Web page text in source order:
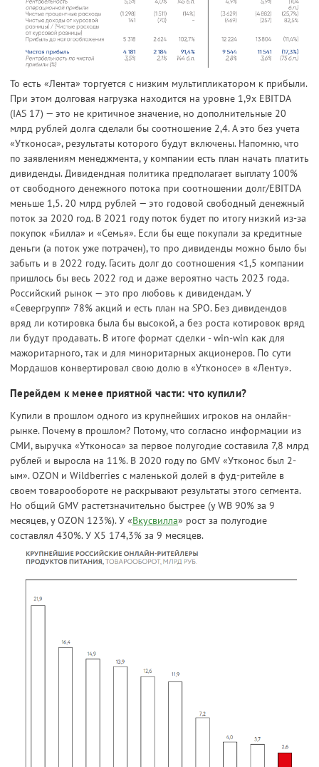
То есть «Лента» торгуется с низким мультипликатором к прибыли.
При этом долговая нагрузка находится на уровне 1,9х EBITDA
(IAS 17) — это не критичное значение, но дополнительные 20
млрд рублей долга сделали бы соотношение 2,4. А это без учета
«Утконоса», результаты которого будут включены. Напомню, что
по заявлениям менеджмента, у компании есть план начать платить
дивиденды. Дивидендная политика предполагает выплату 100%
от свободного денежного потока при соотношении долг/EBITDA
меньше 1,5. 20 млрд рублей — это годовой свободный денежный
поток за 2020 год. В 2021 году поток будет по итогу низкий из-за
покупок «Билла» и «Семья». Если бы еще покупали за кредитные
деньги (а поток уже потрачен), то про дивиденды можно было бы
забыть и в 2022 году. Гасить долг до соотношения <1,5 компании
пришлось бы весь 2022 год и даже вероятно часть 2023 года.
Российский рынок — это про любовь к дивидендам. У
«Севергрупп» 78% акций и есть план на SPO. Без дивидендов
вряд ли котировка была бы высокой, а без роста котировок вряд
ли будут продавать. В итоге формат сделки - win-win как для
мажоритарного, так и для миноритарных акционеров. По сути
Мордашов конвертировал свою долю в «Утконосе» в «Ленту».
Перейдем к менее приятной части: что купили?
Купили в прошлом одного из крупнейших игроков на онлайн-
рынке. Почему в прошлом? Потому, что согласно информации из
СМИ, выручка «Утконоса» за первое полугодие составила 7,8 млрд
рублей и выросла на 11%. В 2020 году по GMV «Утконос был 2-
ым». OZON и Wildberries с маленькой долей в фуд-ритейле в
своем товарообороте не раскрывают результаты этого сегмента.
Но общий GMV растетзначительно быстрее (у WB 90% за 9
месяцев, у OZON 123%). У «Вкусвилла» рост за полугодие
составлял 430%. У Х5 174,3% за 9 месяцев.